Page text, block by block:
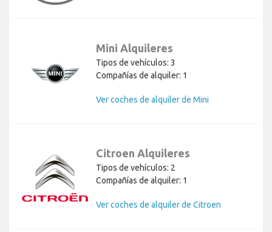
Mini Alquileres
Tipos de vehículos: 3
Compañías de alquiler: 1
Ver coches de alquiler de Mini
Citroen Alquileres
Tipos de vehículos: 2
Compañías de alquiler: 1
Ver coches de alquiler de Citroen